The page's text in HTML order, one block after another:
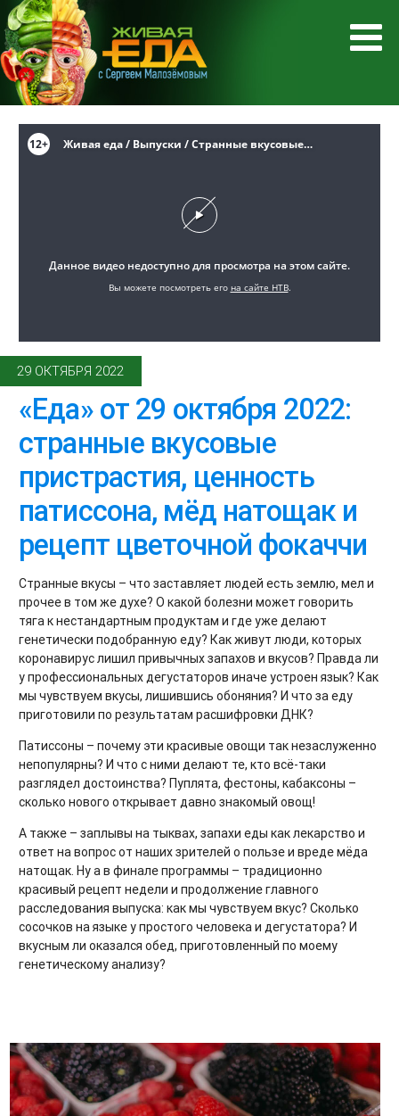
29 ОКТЯБРЯ 2022
«Еда» от 29 октября 2022:
странные вкусовые
пристрастия, ценность
патиссона, мёд натощак и
рецепт цветочной фокаччи
Странные вкусы – что заставляет людей есть землю, мел и
прочее в том же духе? О какой болезни может говорить
тяга к нестандартным продуктам и где уже делают
генетически подобранную еду? Как живут люди, которых
коронавирус лишил привычных запахов и вкусов? Правда ли
у профессиональных дегустаторов иначе устроен язык? Как
мы чувствуем вкусы, лишившись обоняния? И что за еду
приготовили по результатам расшифровки ДНК?
Патиссоны – почему эти красивые овощи так незаслуженно
непопулярны? И что с ними делают те, кто всё-таки
разглядел достоинства? Пуплята, фестоны, кабаксоны –
сколько нового открывает давно знакомый овощ!
А также – заплывы на тыквах, запахи еды как лекарство и
ответ на вопрос от наших зрителей о пользе и вреде мёда
натощак. Ну а в финале программы – традиционно
красивый рецепт недели и продолжение главного
расследования выпуска: как мы чувствуем вкус? Сколько
сосочков на языке у простого человека и дегустатора? И
вкусным ли оказался обед, приготовленный по моему
генетическому анализу?